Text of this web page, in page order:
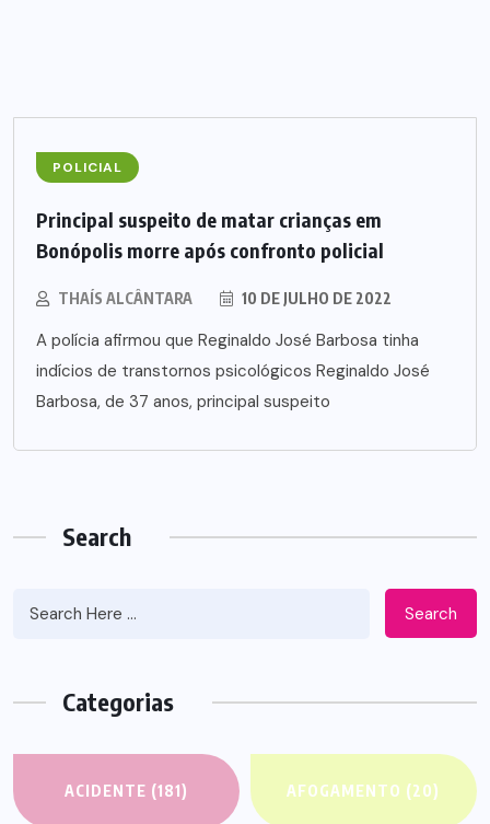
POLICIAL
Principal suspeito de matar crianças em
Bonópolis morre após confronto policial
THAÍS ALCÂNTARA 10 DE JULHO DE 2022
A polícia afirmou que Reginaldo José Barbosa tinha
indícios de transtornos psicológicos Reginaldo José
Barbosa, de 37 anos, principal suspeito
Search
Search
Categorias
ACIDENTE (181) AFOGAMENTO (20)